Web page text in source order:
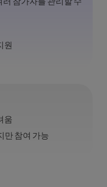
원
움
만 참여 가능